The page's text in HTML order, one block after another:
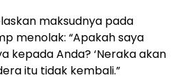
maksudnya pada
menolak: “Apakah saya
kepada Anda? ‘Neraka akan
itu tidak kembali.”